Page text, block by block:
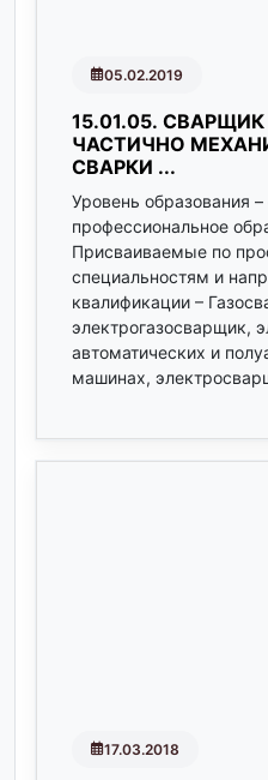
05.02.2019
15.01.05.
ЧАСТИЧНО
СВАРКИ ...
Уровень образования
профессиональное
Присваиваемые по
специальностям и
квалификации –
электрогазосварщик,
автоматических и
машинах,
17.03.2018